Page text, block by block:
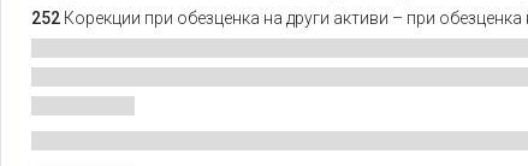
252 Корекции при обезценка на други активи – при